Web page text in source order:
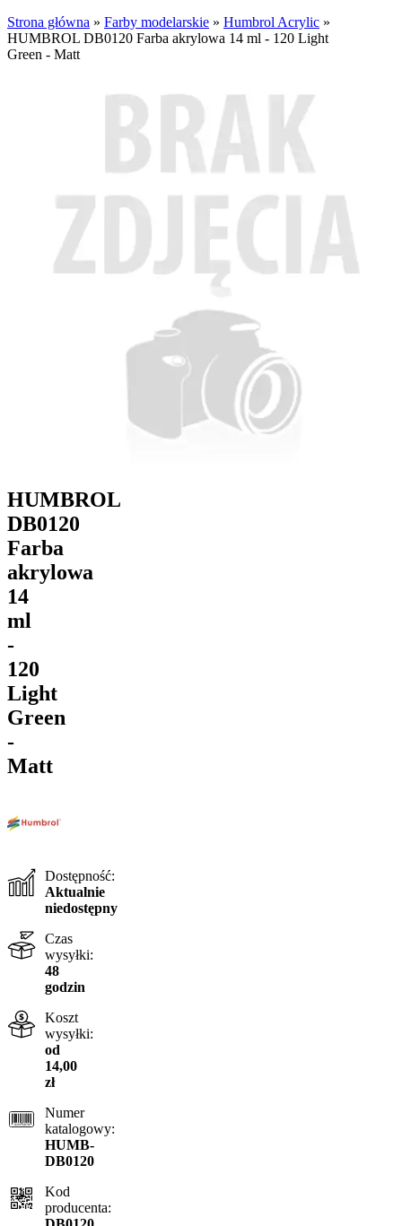
Strona główna » Farby modelarskie » Humbrol Acrylic »
HUMBROL DB0120 Farba akrylowa 14 ml - 120 Light
Green - Matt
HUMBROL
DB0120
Farba
akrylowa
14
ml
-
120
Light
Green
-
Matt
Dostępność:
Aktualnie
niedostępny
Czas
wysyłki:
48
godzin
Koszt
wysyłki:
od
14,00
zł
Numer
katalogowy:
HUMB-
DB0120
Kod
producenta: